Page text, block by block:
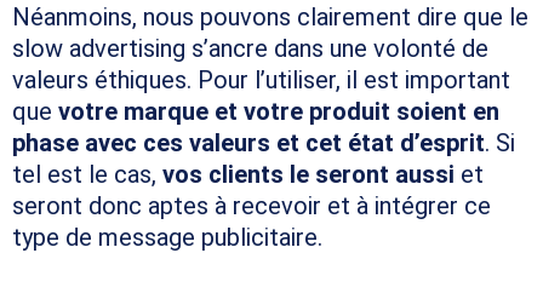
Néanmoins, nous pouvons clairement dire que le
slow advertising s’ancre dans une volonté de
valeurs éthiques. Pour l’utiliser, il est important
que votre marque et votre produit soient en
phase avec ces valeurs et cet état d’esprit. Si
tel est le cas, vos clients le seront aussi et
seront donc aptes à recevoir et à intégrer ce
type de message publicitaire.